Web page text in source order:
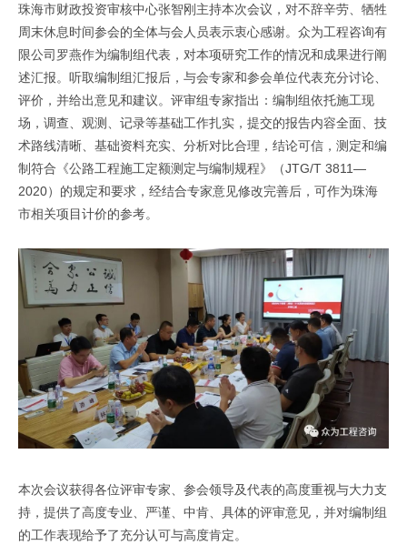
珠海市财政投资审核中心张智刚主持本次会议，对不辞辛劳、牺牲
周末休息时间参会的全体与会人员表示衷心感谢。众为工程咨询有
限公司罗燕作为编制组代表，对本项研究工作的情况和成果进行阐
述汇报。听取编制组汇报后，与会专家和参会单位代表充分讨论、
评价，并给出意见和建议。评审组专家指出：编制组依托施工现
场，调查、观测、记录等基础工作扎实，提交的报告内容全面、技
术路线清晰、基础资料充实、分析对比合理，结论可信，测定和编
制符合《公路工程施工定额测定与编制规程》（JTG/T 3811—
2020）的规定和要求，经结合专家意见修改完善后，可作为珠海
市相关项目计价的参考。
本次会议获得各位评审专家、参会领导及代表的高度重视与大力支
持，提供了高度专业、严谨、中肯、具体的评审意见，并对编制组
的工作表现给予了充分认可与高度肯定。